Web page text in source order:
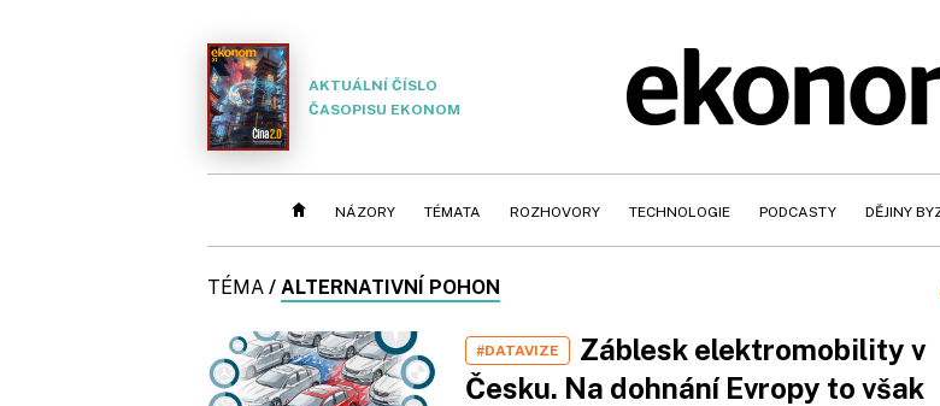
AKTUÁLNÍ ČÍSLO
ČASOPISU EKONOM
NÁZORY TÉMATA ROZHOVORY TECHNOLOGIE PODCASTY DĚJINY
TÉMA / ALTERNATIVNÍ POHON
#DATAVIZE
Záblesk elektromobility v
Česku. Na dohnání Evropy to však